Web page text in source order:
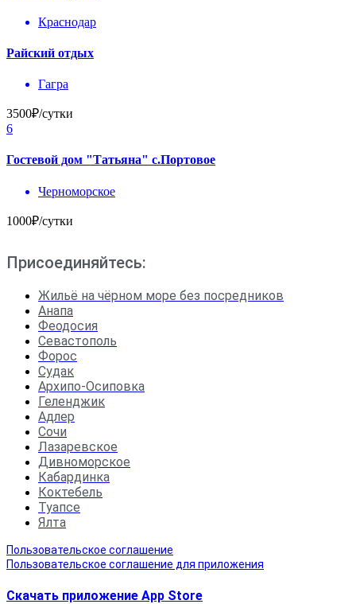
Краснодар
Райский отдых
Гагра
3500₽/сутки
6
Гостевой дом "Татьяна" с.Портовое
Черноморское
1000₽/сутки
Присоединяйтесь:
Жильё на чёрном море без посредников
Анапа
Феодосия
Севастополь
Форос
Судак
Архипо-Осиповка
Геленджик
Адлер
Сочи
Лазаревское
Дивноморское
Кабардинка
Коктебель
Туапсе
Ялта
Пользовательское соглашение
Пользовательское соглашение для приложения
Скачать приложение App Store